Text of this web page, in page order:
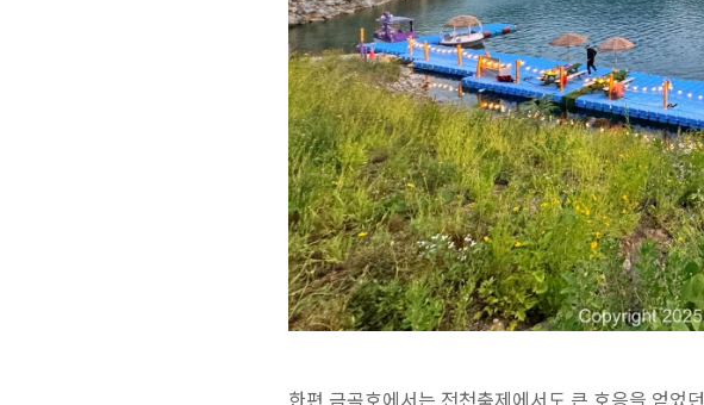
한편 금곡호에서는 전천축제에서도 큰 호응을 얻었던